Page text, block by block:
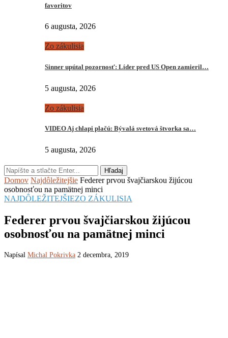
favoritov
6 augusta, 2026
Zo zákulisia
Sinner upútal pozornosť: Líder pred US Open zamieril…
5 augusta, 2026
Zo zákulisia
VIDEO Aj chlapi plačú: Bývalá svetová štvorka sa…
5 augusta, 2026
Hľadaj
Domov Najdôležitejšie Federer prvou švajčiarskou žijúcou
osobnosťou na pamätnej minci
NAJDÔLEŽITEJŠIEZO ZÁKULISIA
Federer prvou švajčiarskou žijúcou
osobnosťou na pamätnej minci
Napísal Michal Pokrivka 2 decembra, 2019